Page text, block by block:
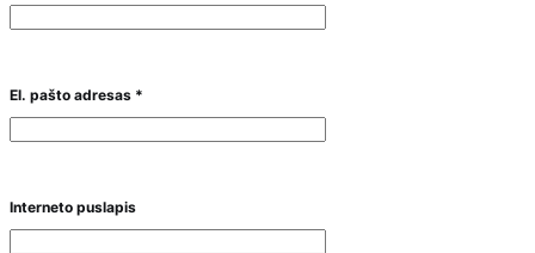
El. pašto adresas *
Interneto puslapis